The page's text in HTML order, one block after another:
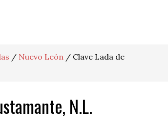
/ Nuevo León / Clave Lada de
N.L.